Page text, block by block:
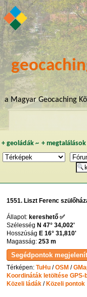
a Magyar Geocaching
+ geoládák~ +megtalálások
1551. Liszt Ferenc
Állapot: kereshető ✅
Szélesség N 47° 34,002'
Hosszúság E 16° 31,810'
Magasság:253 m
Térképen:TuHu /OSM /
Koordináták letöltése GPS-
Közeli ládák / Közeli pontok